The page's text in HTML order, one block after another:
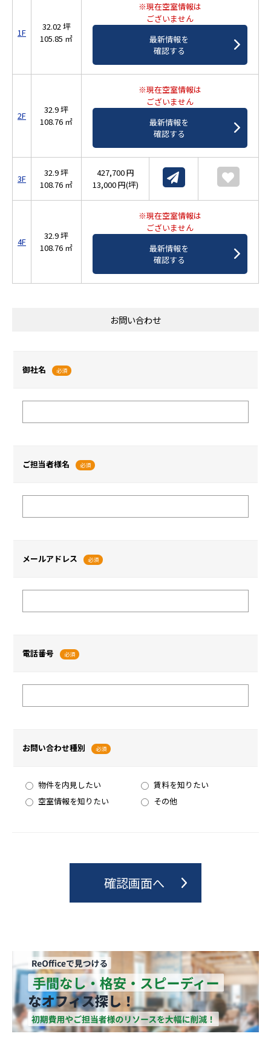
1F
32.02 坪
105.85 ㎡
※現在空室情報は
ございません
最新情報を
確認する
2F
32.9 坪
108.76 ㎡
※現在空室情報は
ございません
最新情報を
確認する
3F
32.9 坪
108.76 ㎡
427,700 円
13,000 円(坪)
4F
32.9 坪
108.76 ㎡
※現在空室情報は
ございません
最新情報を
確認する
お問い合わせ
御社名 必須
ご担当者様名 必須
メールアドレス 必須
電話番号 必須
お問い合わせ種別 必須
物件を内見したい
賃料を知りたい
空室情報を知りたい
その他